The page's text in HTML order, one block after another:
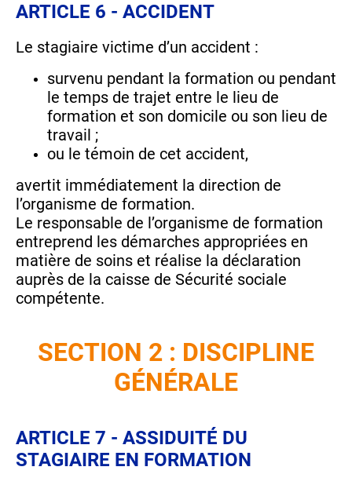
ARTICLE 6 - ACCIDENT
Le stagiaire victime d’un accident :
survenu pendant la formation ou pendant
le temps de trajet entre le lieu de
formation et son domicile ou son lieu de
travail ;
ou le témoin de cet accident,
avertit immédiatement la direction de
l’organisme de formation.
Le responsable de l’organisme de formation
entreprend les démarches appropriées en
matière de soins et réalise la déclaration
auprès de la caisse de Sécurité sociale
compétente.
SECTION 2 : DISCIPLINE
GÉNÉRALE
ARTICLE 7 - ASSIDUITÉ DU
STAGIAIRE EN FORMATION